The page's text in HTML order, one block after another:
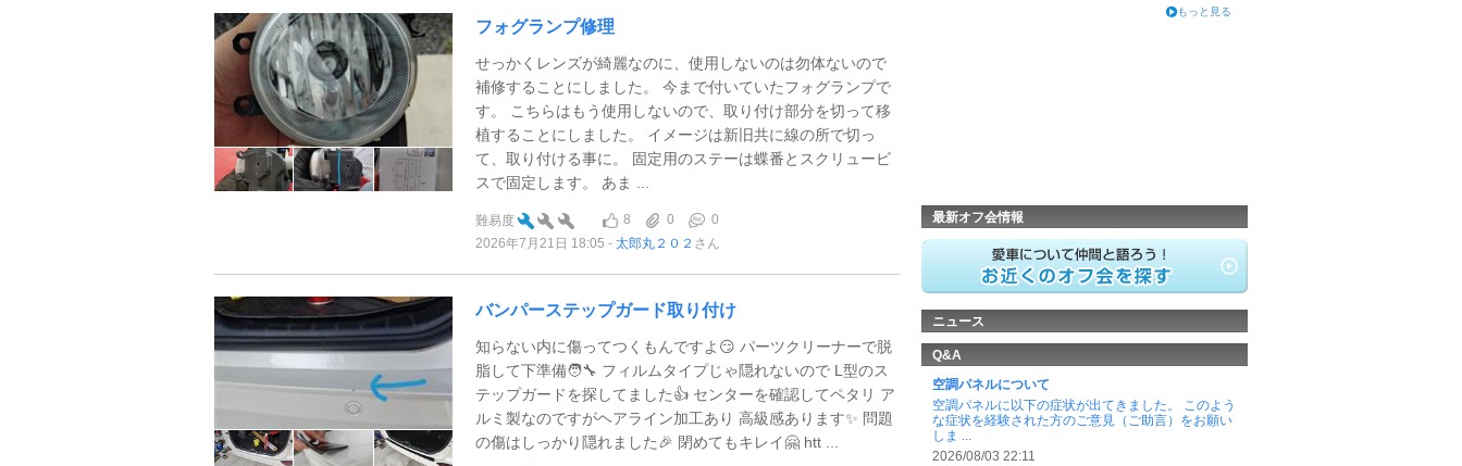
フォグランプ修理
せっかくレンズが綺麗なのに、使用しないのは勿体ないので
補修することにしました。 今まで付いていたフォグランプで
す。 こちらはもう使用しないので、取り付け部分を切って移
植することにしました。 イメージは新旧共に線の所で切っ
て、取り付ける事に。 固定用のステーは蝶番とスクリュービ
スで固定します。 あま ...
難易度 8 0
0
2026年7月21日 18:05
太郎丸２０２ さん
バンパーステップガード取り付け
知らない内に傷ってつくもんですよ😏 パーツクリーナーで脱
脂して下準備🧑‍🔧 フィルムタイプじゃ隠れないので L型のス
テップガードを探してました👍 センターを確認してペタリ ア
ルミ製なのですがヘアライン加工あり 高級感あります✨ 問題
の傷はしっかり隠れました🎉 閉めてもキレイ🤗 htt ...
もっと見る
最新オフ会情報
ニュース
Q&A
空調パネルについて
空調パネルに以下の症状が出てきました。 このよう
な症状を経験された方のご意見（ご助言）をお願い
しま ...
2026/08/03 22:11